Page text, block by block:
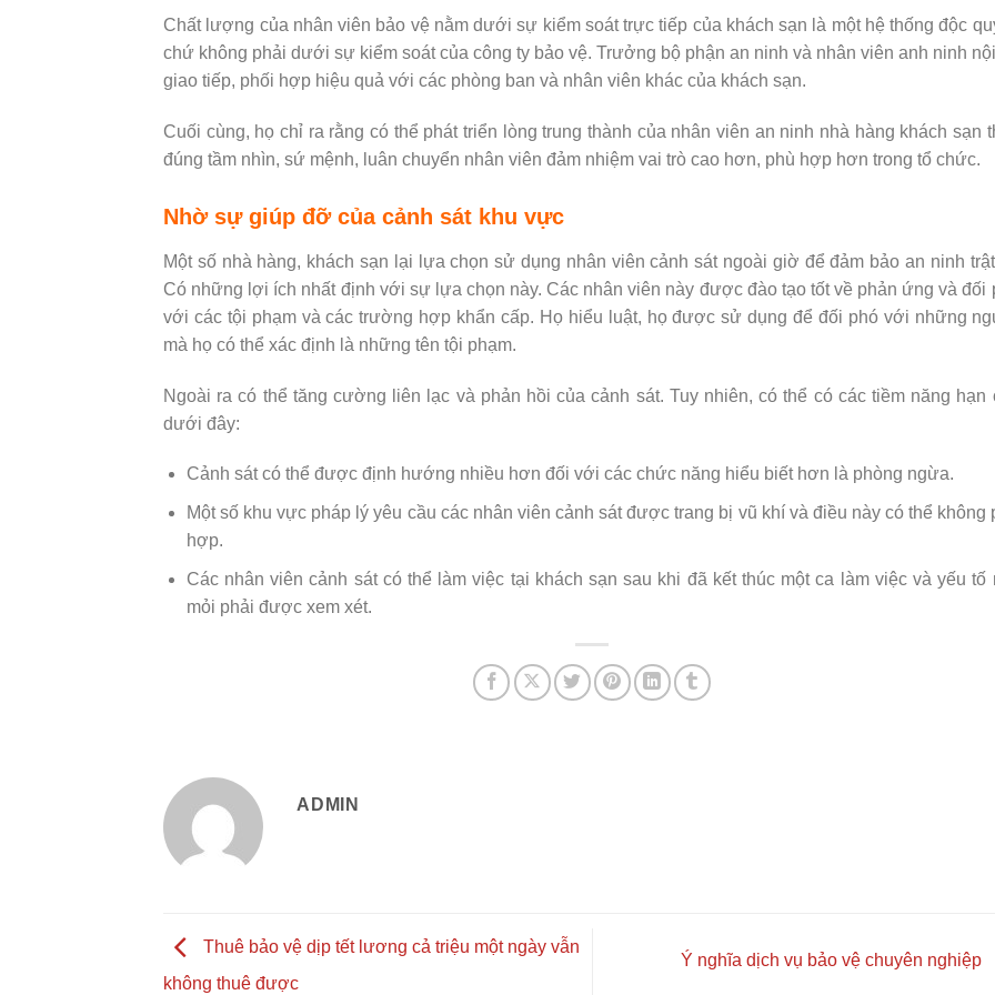
Chất lượng của nhân viên bảo vệ nằm dưới sự kiểm soát trực tiếp của khách sạn là một hệ thống độc
chứ không phải dưới sự kiểm soát của công ty bảo vệ. Trưởng bộ phận an ninh và nhân viên anh ninh
giao tiếp, phối hợp hiệu quả với các phòng ban và nhân viên khác của khách sạn.
Cuối cùng, họ chỉ ra rằng có thể phát triển lòng trung thành của nhân viên an ninh nhà hàng khách sạn
đúng tầm nhìn, sứ mệnh, luân chuyển nhân viên đảm nhiệm vai trò cao hơn, phù hợp hơn trong tổ chức.
Nhờ sự giúp đỡ của cảnh sát khu vực
Một số nhà hàng, khách sạn lại lựa chọn sử dụng nhân viên cảnh sát ngoài giờ để đảm bảo an ninh
Có những lợi ích nhất định với sự lựa chọn này. Các nhân viên này được đào tạo tốt về phản ứng và đối
với các tội phạm và các trường hợp khẩn cấp. Họ hiểu luật, họ được sử dụng để đối phó với những
mà họ có thể xác định là những tên tội phạm.
Ngoài ra có thể tăng cường liên lạc và phản hồi của cảnh sát. Tuy nhiên, có thể có các tiềm năng hạn
dưới đây:
Cảnh sát có thể được định hướng nhiều hơn đối với các chức năng hiểu biết hơn là phòng ngừa.
Một số khu vực pháp lý yêu cầu các nhân viên cảnh sát được trang bị vũ khí và điều này có thể không
hợp.
Các nhân viên cảnh sát có thể làm việc tại khách sạn sau khi đã kết thúc một ca làm việc và yếu tố
mỏi phải được xem xét.
ADMIN
Thuê bảo vệ dịp tết lương cả triệu một ngày vẫn
không thuê được
Ý nghĩa dịch vụ bảo vệ chuyên nghiệp